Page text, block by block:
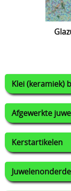
Klei (keramiek)
Afgewerkte
Kerstartikelen